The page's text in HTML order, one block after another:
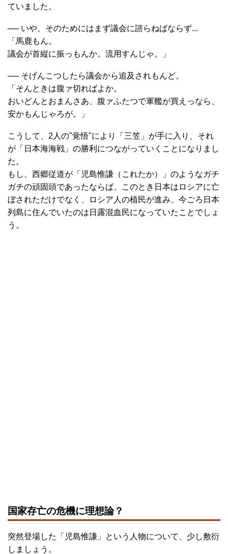
ていました。
── いや、そのためにはまず議会に諮らねばならず...
「馬鹿もん。
議会が首縦に振っもんか。流用すんじゃ。」
── そげんこつしたら議会から追及されもんど。
「そんときは腹ァ切ればよか。
おいどんとおまんさあ、腹ァふたつで軍艦が買えっなら、
安かもんじゃろが。」
こうして、2人の"覚悟"により「三笠」が手に入り、それ
が「日本海海戦」の勝利につながっていくことになりまし
た。
もし、西郷従道が「児島惟謙（これたか）」のようなガチ
ガチの頑固頭であったならば、このとき日本はロシアに亡
ぼされただけでなく、ロシア人の植民が進み、今ごろ日本
列島に住んでいたのは日露混血民になっていたことでしょ
う。
国家存亡の危機に理想論？
突然登場した「児島惟謙」という人物について、少し敷衍
しましょう。